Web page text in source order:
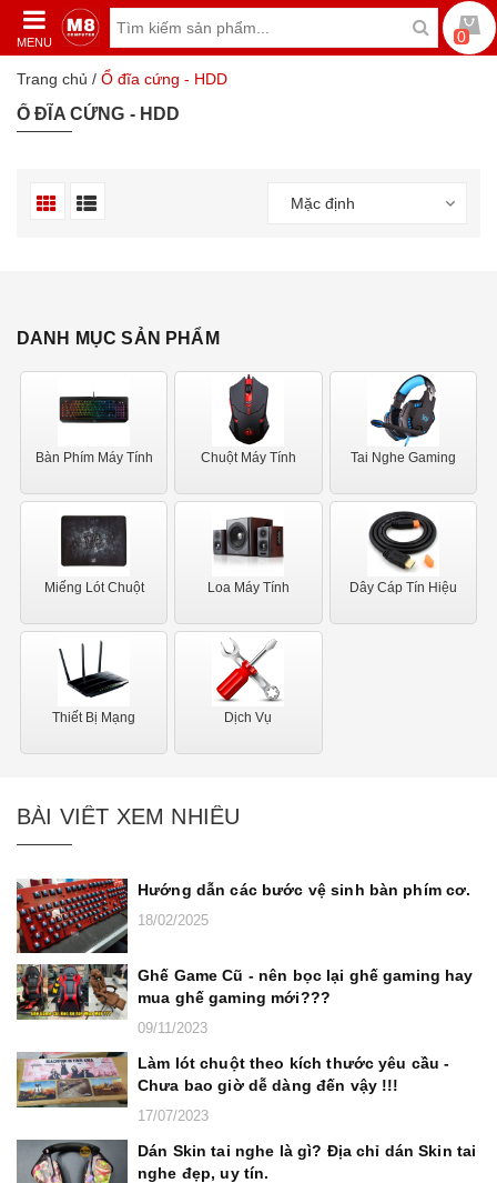
MENU 0
Trang chủ / Ổ đĩa cứng - HDD
Ổ ĐĨA CỨNG - HDD
Mặc định
DANH MỤC SẢN PHẨM
Bàn Phím Máy Tính Chuột Máy Tính Tai Nghe Gaming
Miếng Lót Chuột Loa Máy Tính Dây Cáp Tín Hiệu
Thiết Bị Mạng Dịch Vụ
BÀI VIẾT XEM NHIỀU
Hướng dẫn các bước vệ sinh bàn phím cơ.
18/02/2025
Ghế Game Cũ - nên bọc lại ghế gaming hay
mua ghế gaming mới???
09/11/2023
Làm lót chuột theo kích thước yêu cầu -
Chưa bao giờ dễ dàng đến vậy !!!
17/07/2023
Dán Skin tai nghe là gì? Địa chỉ dán Skin tai
nghe đẹp, uy tín.